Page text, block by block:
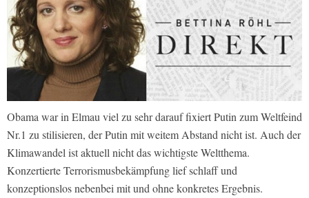
Obama war in Elmau viel zu sehr darauf fixiert Putin zum Weltfeind
Nr.1 zu stilisieren, der Putin mit weitem Abstand nicht ist. Auch der
Klimawandel ist aktuell nicht das wichtigste Weltthema.
Konzertierte Terrorismusbekämpfung lief schlaff und
konzeptionslos nebenbei mit und ohne konkretes Ergebnis.